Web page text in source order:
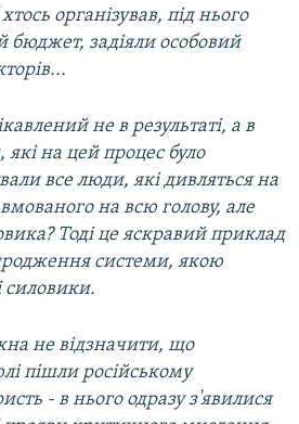
організував, під нього
бюджет, задіяли особовий
не в результаті, а в
які на цей процес було
все люди, які дивляться на
на всю голову, але
Тоді це яскравий приклад
системи, якою
силовики.
не відзначити, що
пішли російському
- в нього одразу з'явилися